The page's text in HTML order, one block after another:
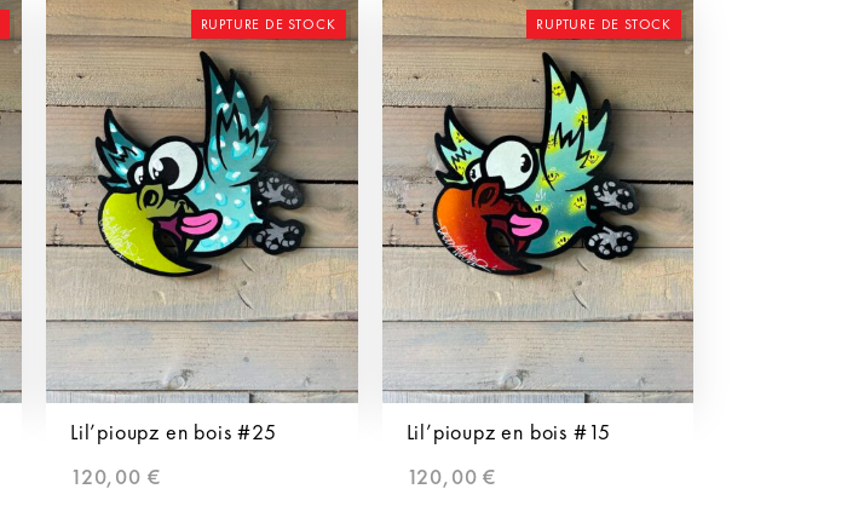
RUPTURE DE STOCK
Lil’pioupz en bois #25
120,00 €
RUPTURE DE STOCK
Lil’pioupz en bois #15
120,00€